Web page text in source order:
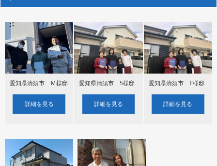
愛知県清須市 Ｍ様邸
詳細を見る
愛知県清須市 S様邸
詳細を見る
愛知県清須市 F様邸
詳細を見る